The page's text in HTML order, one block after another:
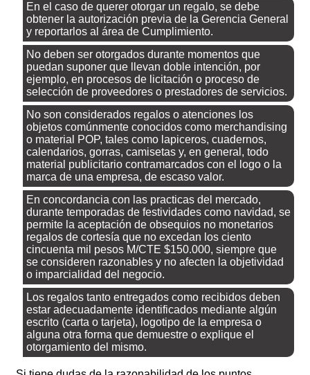
En el caso de querer otorgar un regalo, se debe
obtener la autorización previa de la Gerencia General
y reportarlos al área de Cumplimiento.
No deben ser otorgados durante momentos que
puedan suponer que llevan doble intención, por
ejemplo, en procesos de licitación o proceso de
selección de proveedores o prestadores de servicios.
No son considerados regalos o atenciones los
objetos comúnmente conocidos como merchandising
o material POP, tales como lapiceros, cuadernos,
calendarios, gorras, camisetas y, en general, todo
material publicitario contramarcados con el logo o la
marca de una empresa, de escaso valor.
En concordancia con las practicas del mercado,
durante temporadas de festividades como navidad, se
permite la aceptación de obsequios no monetarios
regalos de cortesía que no excedan los ciento
cincuenta mil pesos M/CTE $150.000, siempre que
se consideren razonables y no afecten la objetividad
o imparcialidad del negocio.
Los regalos tanto entregados como recibidos deben
estar adecuadamente identificados mediante algún
escrito (carta o tarjeta), logotipo de la empresa o
alguna otra forma que demuestre o explique el
otorgamiento del mismo.